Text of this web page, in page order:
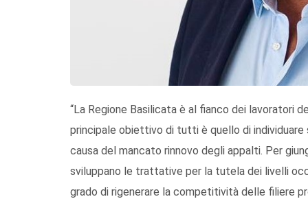
“La Regione Basilicata è al fianco dei lavoratori
principale obiettivo di tutti è quello di individuare
causa del mancato rinnovo degli appalti. Per
sviluppano le trattative per la tutela dei livelli
grado di rigenerare la competitività delle filiere